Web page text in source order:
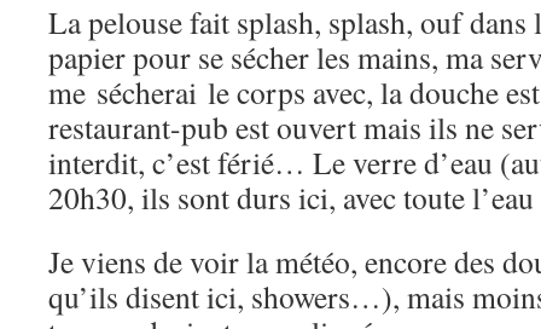
La pelouse fait splash, splash, ouf
papier pour se sécher les mains, ma
me sécherai le corps avec, la douche
restaurant-pub est ouvert mais ils ne
interdit, c’est férié… Le verre d’eau
20h30, ils sont durs ici, avec toute
Je viens de voir la météo, encore des
qu’ils disent ici, showers…), mais